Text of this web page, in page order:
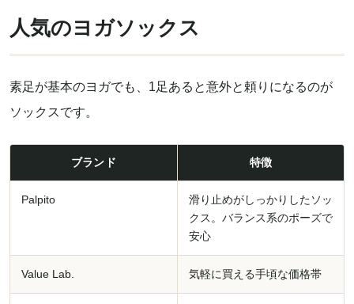
人気のヨガソックス
素足が基本のヨガでも、1足あると意外と頼りになるのが
ソックスです。
ブランド 特徴
Palpito
滑り止めがしっかりしたソッ
クス。バランス系のポーズで
安心
Value Lab. 気軽に買える手頃な価格帯